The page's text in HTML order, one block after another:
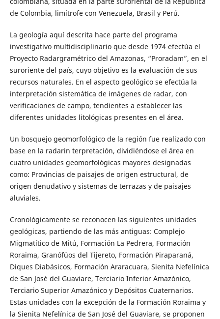
de Colombia, limítrofe con Venezuela, Brasil y Perú.
La geología aquí descrita hace parte del programa
investigativo multidisciplinario que desde 1974 efectúa el
Proyecto Radargramétrico del Amazonas, “Proradam”, en el
suroriente del país, cuyo objetivo es la evaluación de sus
recursos naturales. En el aspecto geológico se efectúa la
interpretación sistemática de imágenes de radar, con
verificaciones de campo, tendientes a establecer las
diferentes unidades litológicas presentes en el área.
Un bosquejo geomorfológico de la región fue realizado con
base en la radarin terpretación, dividiéndose el área en
cuatro unidades geomorfológicas mayores designadas
como: Provincias de paisajes de origen estructural, de
origen denudativo y sistemas de terrazas y de paisajes
aluviales.
Cronológicamente se reconocen las siguientes unidades
geológicas, partiendo de las más antiguas: Complejo
Migmatítico de Mitú, Formación La Pedrera, Formación
Roraima, Granófüos del Tijereto, Formación Piraparaná,
Diques Diabásicos, Formación Araracuara, Sienita Nefelínica
de San José del Guaviare, Terciario Inferior Amazónico,
Terciario Superior Amazónico y Depósitos Cuaternarios.
Estas unidades con la excepción de la Formación Roraima y
la Sienita Nefelínica de San José del Guaviare, se proponen